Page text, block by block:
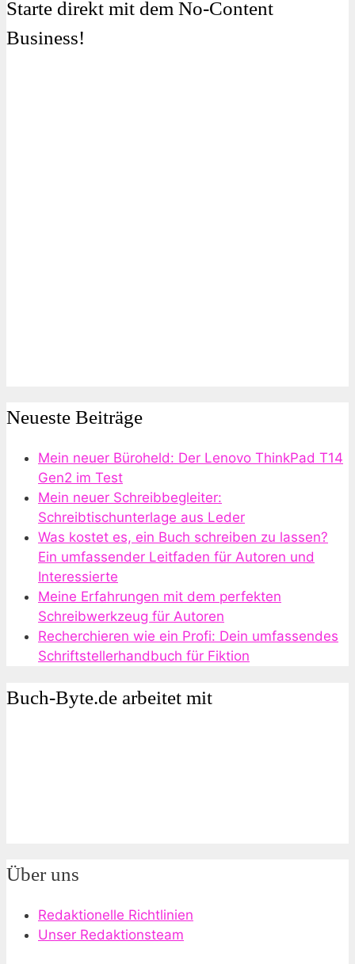
Starte direkt mit dem No-Content
Business!
Neueste Beiträge
Mein neuer Büroheld: Der Lenovo ThinkPad T14
Gen2 im Test
Mein neuer Schreibbegleiter:
Schreibtischunterlage aus Leder
Was kostet es, ein Buch schreiben zu lassen?
Ein umfassender Leitfaden für Autoren und
Interessierte
Meine Erfahrungen mit dem perfekten
Schreibwerkzeug für Autoren
Recherchieren wie ein Profi: Dein umfassendes
Schriftstellerhandbuch für Fiktion
Buch-Byte.de arbeitet mit
Über uns
Redaktionelle Richtlinien
Unser Redaktionsteam